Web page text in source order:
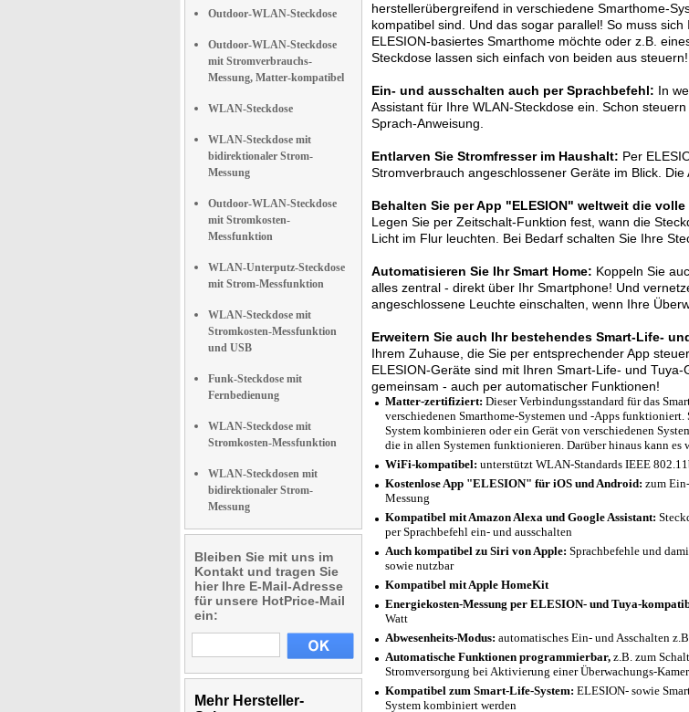
Outdoor-WLAN-Steckdose
Outdoor-WLAN-Steckdose
mit Stromverbrauchs-
Messung, Matter-kompatibel
WLAN-Steckdose
WLAN-Steckdose mit
bidirektionaler Strom-
Messung
Outdoor-WLAN-Steckdose
mit Stromkosten-
Messfunktion
WLAN-Unterputz-Steckdose
mit Strom-Messfunktion
WLAN-Steckdose mit
Stromkosten-Messfunktion
und USB
Funk-Steckdose mit
Fernbedienung
WLAN-Steckdose mit
Stromkosten-Messfunktion
WLAN-Steckdosen mit
bidirektionaler Strom-
Messung
Bleiben Sie mit uns im
Kontakt und tragen Sie
hier Ihre E-Mail-Adresse
für unsere HotPrice-Mail
ein:
Mehr Hersteller-
herstellerübergreifend in verschiedene Smarthome-
kompatibel sind. Und das sogar parallel! So muss
ELESION-basiertes Smarthome möchte oder z.B.
Steckdose lassen sich einfach von beiden aus steuern!
Ein- und ausschalten auch per Sprachbefehl: In
Assistant für Ihre WLAN-Steckdose ein. Schon
Sprach-Anweisung.
Entlarven Sie Stromfresser im Haushalt: Per
Stromverbrauch angeschlossener Geräte im Blick.
Behalten Sie per App "ELESION" weltweit die
Legen Sie per Zeitschalt-Funktion fest, wann die
Licht im Flur leuchten. Bei Bedarf schalten Sie Ihre
Automatisieren Sie Ihr Smart Home: Koppeln Sie
alles zentral - direkt über Ihr Smartphone! Und
angeschlossene Leuchte einschalten, wenn Ihre
Erweitern Sie auch Ihr bestehendes Smart-Life-
Ihrem Zuhause, die Sie per entsprechender App
ELESION-Geräte sind mit Ihren Smart-Life- und
gemeinsam - auch per automatischer Funktionen!
Matter-zertifiziert: Dieser Verbindungsstandard für das
verschiedenen Smarthome-Systemen und -Apps
System kombinieren oder ein Gerät von verschiedenen
die in allen Systemen funktionieren. Darüber hinaus kann
WiFi-kompatibel: unterstützt WLAN-Standards IEEE
Kostenlose App "ELESION" für iOS und Android: zum
Messung
Kompatibel mit Amazon Alexa und Google Assistant:
per Sprachbefehl ein- und ausschalten
Auch kompatibel zu Siri von Apple: Sprachbefehle und
sowie nutzbar
Kompatibel mit Apple HomeKit
Energiekosten-Messung per ELESION- und Tuya-
Watt
Abwesenheits-Modus: automatisches Ein- und Asschalten
Automatische Funktionen programmierbar, z.B. zum
Stromversorgung bei Aktivierung einer Überwachungs-
Kompatibel zum Smart-Life-System: ELESION- sowie
System kombiniert werden